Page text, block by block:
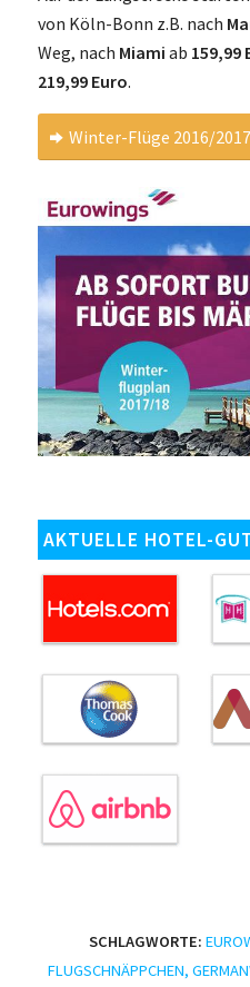
von Köln-Bonn z.B. nach
Weg, nach Miami ab 159,99
219,99 Euro.
Winter-Flüge 2016/
AKTUELLE HOTEL-
SCHLAGWORTE:
FLUGSCHNÄPPCHEN,